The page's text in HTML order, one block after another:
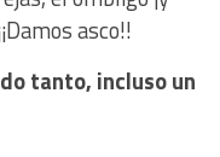
asco!!
tanto, incluso un